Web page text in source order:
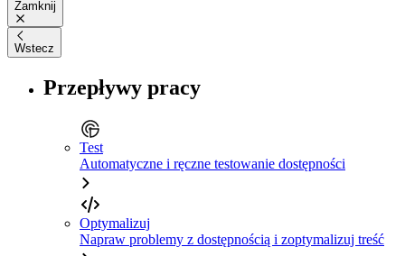
Zamknij
Wstecz
Przepływy pracy
Test
Automatyczne i ręczne testowanie dostępności
Optymalizuj
Napraw problemy z dostępnością i zoptymalizuj treść